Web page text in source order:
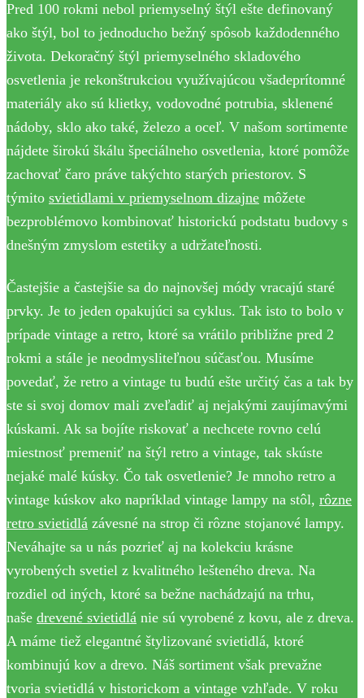
Pred 100 rokmi nebol priemyselný štýl ešte definovaný
ako štýl, bol to jednoducho bežný spôsob každodenného
života. Dekoračný štýl priemyselného skladového
osvetlenia je rekonštrukciou využívajúcou všadeprítomné
materiály ako sú klietky, vodovodné potrubia, sklenené
nádoby, sklo ako také, železo a oceľ. V našom sortimente
nájdete širokú škálu špeciálneho osvetlenia, ktoré pomôže
zachovať čaro práve takýchto starých priestorov. S
týmito svietidlami v priemyselnom dizajne môžete
bezproblémovo kombinovať historickú podstatu budovy s
dnešným zmyslom estetiky a udržateľnosti.
Častejšie a častejšie sa do najnovšej módy vracajú staré
prvky. Je to jeden opakujúci sa cyklus. Tak isto to bolo v
prípade vintage a retro, ktoré sa vrátilo približne pred 2
rokmi a stále je neodmysliteľnou súčasťou. Musíme
povedať, že retro a vintage tu budú ešte určitý čas a tak by
ste si svoj domov mali zveľadiť aj nejakými zaujímavými
kúskami. Ak sa bojíte riskovať a nechcete rovno celú
miestnosť premeniť na štýl retro a vintage, tak skúste
nejaké malé kúsky. Čo tak osvetlenie? Je mnoho retro a
vintage kúskov ako napríklad vintage lampy na stôl, rôzne
retro svietidlá závesné na strop či rôzne stojanové lampy.
Neváhajte sa u nás pozrieť aj na kolekciu krásne
vyrobených svetiel z kvalitného lešteného dreva. Na
rozdiel od iných, ktoré sa bežne nachádzajú na trhu,
naše drevené svietidlá nie sú vyrobené z kovu, ale z dreva.
A máme tiež elegantné štylizované svietidlá, ktoré
kombinujú kov a drevo. Náš sortiment však prevažne
tvoria svietidlá v historickom a vintage vzhľade. V roku